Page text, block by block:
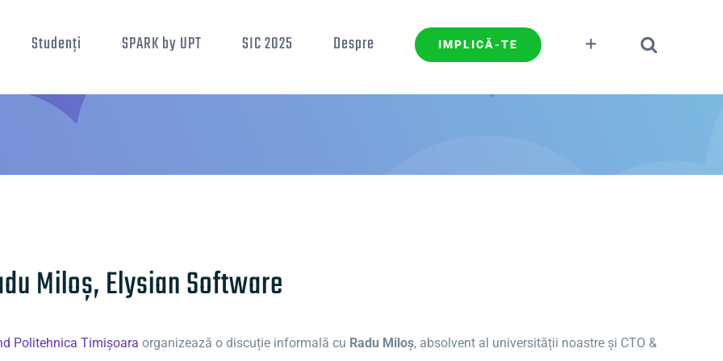
Studenți SPARK by UPT SIC 2025 Despre IMPLICĂ-TE
Miloș, Elysian Software
Politehnica Timișoara organizează o discuție informală cu Radu Miloș, absolvent al universității noastre și CTO &